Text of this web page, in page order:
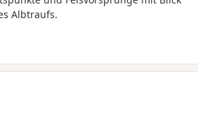
Albtraufs.